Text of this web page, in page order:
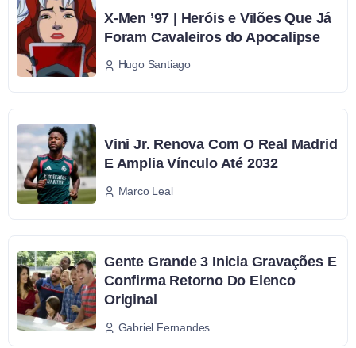
X-Men ’97 | Heróis e Vilões Que Já
Foram Cavaleiros do Apocalipse
Hugo Santiago
Vini Jr. Renova Com O Real Madrid
E Amplia Vínculo Até 2032
Marco Leal
Gente Grande 3 Inicia Gravações E
Confirma Retorno Do Elenco
Original
Gabriel Fernandes